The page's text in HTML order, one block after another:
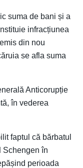
suma de bani și a
infracțiunea
din nou
se afla suma
Anticorupție
în vederea
faptul că bărbatul
Schengen în
perioada